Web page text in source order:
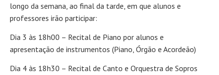
longo da semana, ao final da tarde, em que alunos e
professores irão participar:
Dia 3 às 18h00 – Recital de Piano por alunos e
apresentação de instrumentos (Piano, Órgão e Acordeão)
Dia 4 às 18h30 – Recital de Canto e Orquestra de Sopros